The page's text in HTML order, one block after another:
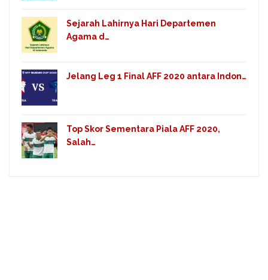
Sejarah Lahirnya Hari Departemen
Agama d…
Jelang Leg 1 Final AFF 2020 antara Indon…
Top Skor Sementara Piala AFF 2020,
Salah…